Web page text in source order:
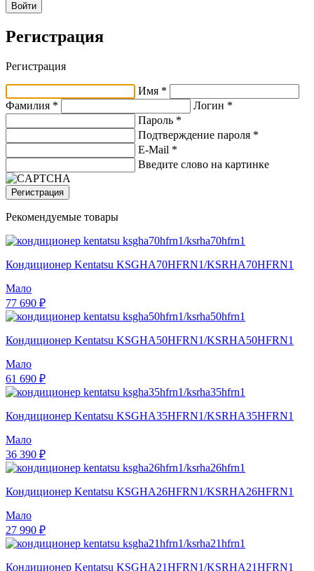
Войти
Регистрация
Регистрация
Имя *
Фамилия *
Логин *
Пароль *
Подтверждение пароля *
E-Mail *
Введите слово на картинке
Регистрация
Рекомендуемые товары
Кондиционер Kentatsu KSGHA70HFRN1/KSRHA70HFRN1
Мало
77 690 ₽
Кондиционер Kentatsu KSGHA50HFRN1/KSRHA50HFRN1
Мало
61 690 ₽
Кондиционер Kentatsu KSGHA35HFRN1/KSRHA35HFRN1
Мало
36 390 ₽
Кондиционер Kentatsu KSGHA26HFRN1/KSRHA26HFRN1
Мало
27 990 ₽
Кондиционер Kentatsu KSGHA21HFRN1/KSRHA21HFRN1